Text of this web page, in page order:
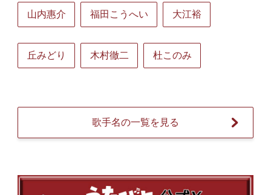
山内惠介 福田こうへい 大江裕
丘みどり 木村徹二 杜このみ
歌手名の一覧を見る